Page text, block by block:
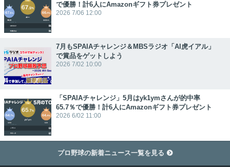
で優勝！計6人にAmazonギフト券プレゼント
2026 7/06 12:00
7月もSPAIAチャレンジ＆MBSラジオ「AI虎イアル」
で賞品をゲットしよう
2026 7/02 10:00
「SPAIAチャレンジ」5月はyk1ymさんが的中率
65.7％で優勝！計6人にAmazonギフト券プレゼント
2026 6/02 11:00
プロ野球の新着ニュース一覧を見る 